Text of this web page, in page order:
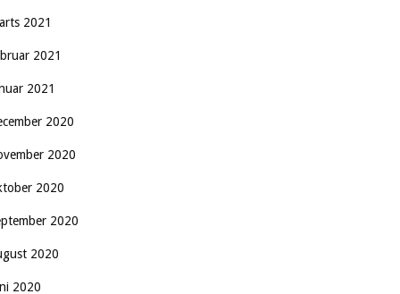
2021
2021
2021
2020
2020
2020
2020
2020
2020